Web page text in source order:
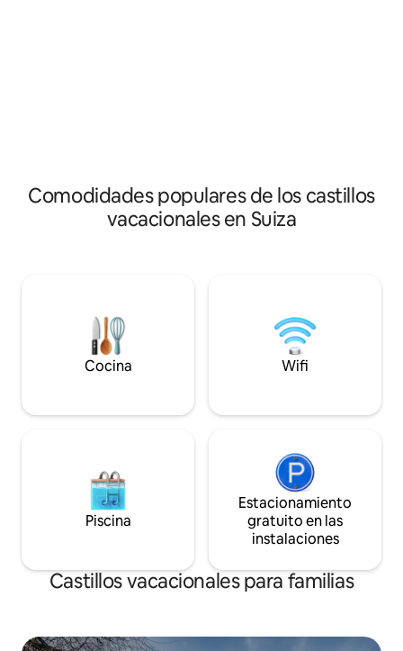
Comodidades populares de los castillos
vacacionales en Suiza
Cocina Wifi
Piscina
Estacionamiento
gratuito en las
instalaciones
Castillos vacacionales para familias